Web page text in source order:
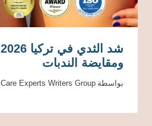
ومقايضة الندبات
بواسطة Care Experts Writers Group